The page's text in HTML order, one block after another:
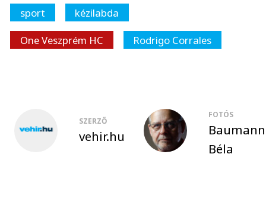
sport
kézilabda
One Veszprém HC
Rodrigo Corrales
SZERZŐ
vehir.hu
FOTÓS
Baumann
Béla